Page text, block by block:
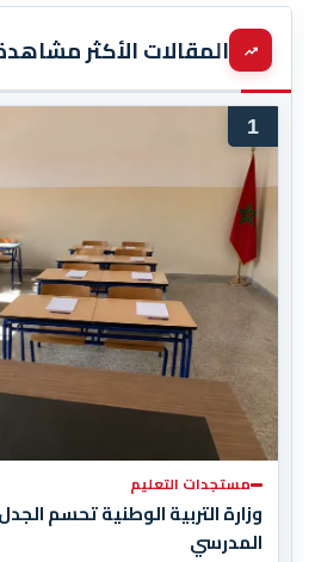
المقالات الأكثر
1
مستجدات التعليم
وزارة التربية الوطنية تحسم
المدرسي